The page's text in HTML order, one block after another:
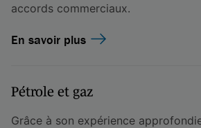
accords commerciaux.
En savoir plus
Pétrole et gaz
Grâce à son expérience